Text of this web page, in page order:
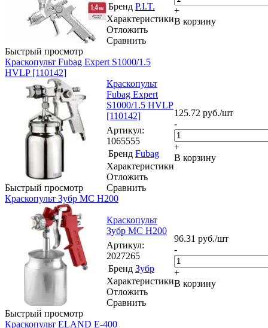
Быстрый просмотр
Бренд P.I.T.
Характеристики
Отложить
Сравнить
+
В корзину
Краскопульт Fubag Expert S1000/1.5
HVLP [110142]
Быстрый просмотр
Краскопульт
Fubag Expert
S1000/1.5 HVLP
[110142]
Артикул:
1065555
Бренд Fubag
Характеристики
Отложить
Сравнить
125.72 руб./шт
-
+
В корзину
Краскопульт Зубр МС Н200
Быстрый просмотр
Краскопульт
Зубр МС Н200
Артикул:
2027265
Бренд Зубр
Характеристики
Отложить
Сравнить
96.31 руб./шт
-
+
В корзину
Краскопульт ELAND E-400